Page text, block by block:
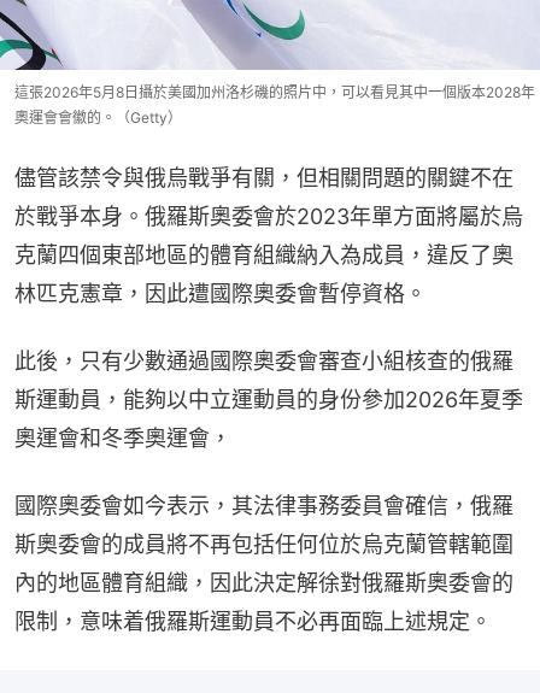
這張2026年5月8日攝於美國加州洛杉磯的照片中，可以看見其中一個版本2028年
奧運會會徽的。（Getty）
儘管該禁令與俄烏戰爭有關，但相關問題的關鍵不在
於戰爭本身。俄羅斯奧委會於2023年單方面將屬於烏
克蘭四個東部地區的體育組織納入為成員，違反了奧
林匹克憲章，因此遭國際奧委會暫停資格。
此後，只有少數通過國際奧委會審查小組核查的俄羅
斯運動員，能夠以中立運動員的身份參加2026年夏季
奧運會和冬季奧運會，
國際奧委會如今表示，其法律事務委員會確信，俄羅
斯奧委會的成員將不再包括任何位於烏克蘭管轄範圍
內的地區體育組織，因此決定解徐對俄羅斯奧委會的
限制，意味着俄羅斯運動員不必再面臨上述規定。